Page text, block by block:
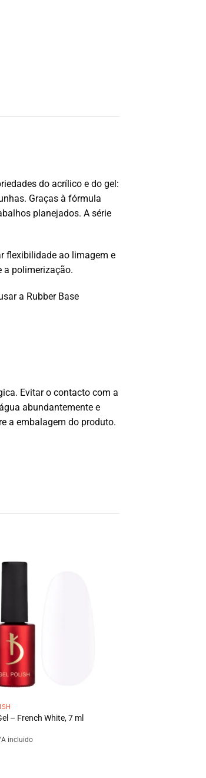
do acrílico e do gel:
Graças à fórmula
planejados. A série
flexibilidade ao limagem e
a polimerização.
a Rubber Base
Evitar o contacto com a
abundantemente e
a embalagem do produto.
– French White, 7 ml
incluido